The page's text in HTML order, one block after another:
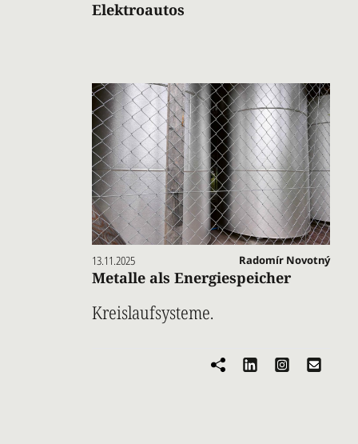
Elektroautos
13.11.2025 Radomír Novotný
Metalle als Energiespeicher
Kreislaufsysteme.